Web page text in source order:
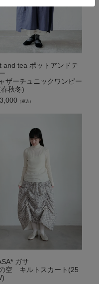
and tea ポットアンドテ
ザーチュニックワンピー
春秋冬)
（税込）
ガサ
空 キルトスカート(25